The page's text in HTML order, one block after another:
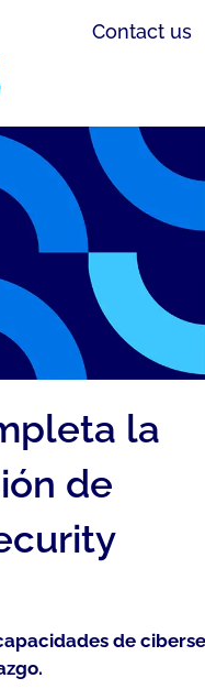
Contact us
la
de
de